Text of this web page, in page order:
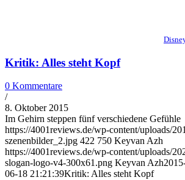
Kritik: Alles steht Kopf
0 Kommentare
/
8. Oktober 2015
Im Gehirn steppen fünf verschiedene Gefühle
https://4001reviews.de/wp-content/uploads/
szenenbilder_2.jpg 422 750 Keyvan Azh
https://4001reviews.de/wp-content/uploads/
slogan-logo-v4-300x61.png Keyvan Azh
06-18 21:21:39Kritik: Alles steht Kopf